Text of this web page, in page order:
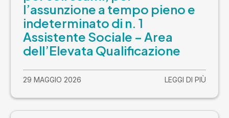
l’assunzione a tempo pieno e
indeterminato di n. 1
Assistente Sociale – Area
dell’Elevata Qualificazione
29 MAGGIO 2026 LEGGI DI PIÙ